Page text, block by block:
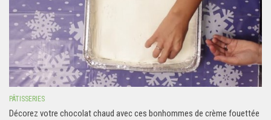
PÂTISSERIES
Décorez votre chocolat chaud avec ces bonhommes de crème fouettée